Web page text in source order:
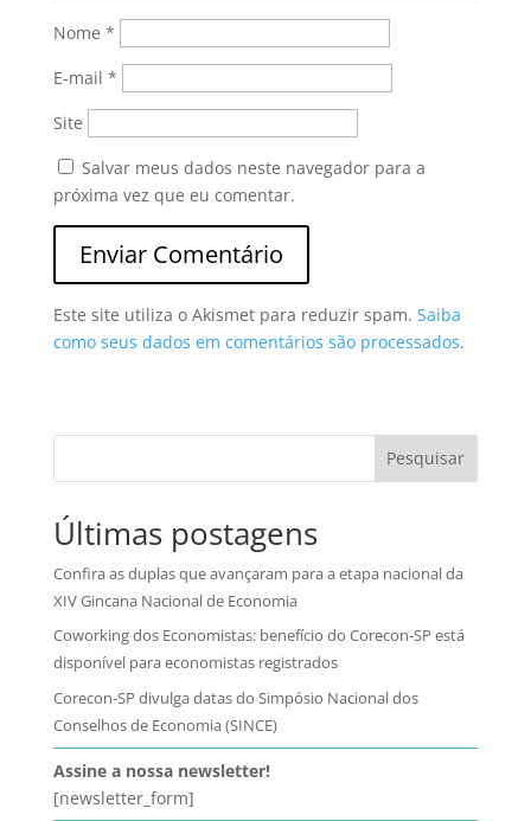
Nome *
E-mail *
Site
Salvar meus dados neste navegador para a
próxima vez que eu comentar.
Este site utiliza o Akismet para reduzir spam. Saiba
como seus dados em comentários são processados.
Pesquisar
Últimas postagens
Confira as duplas que avançaram para a etapa nacional da
XIV Gincana Nacional de Economia
Coworking dos Economistas: benefício do Corecon-SP está
disponível para economistas registrados
Corecon-SP divulga datas do Simpósio Nacional dos
Conselhos de Economia (SINCE)
Assine a nossa newsletter!
[newsletter_form]